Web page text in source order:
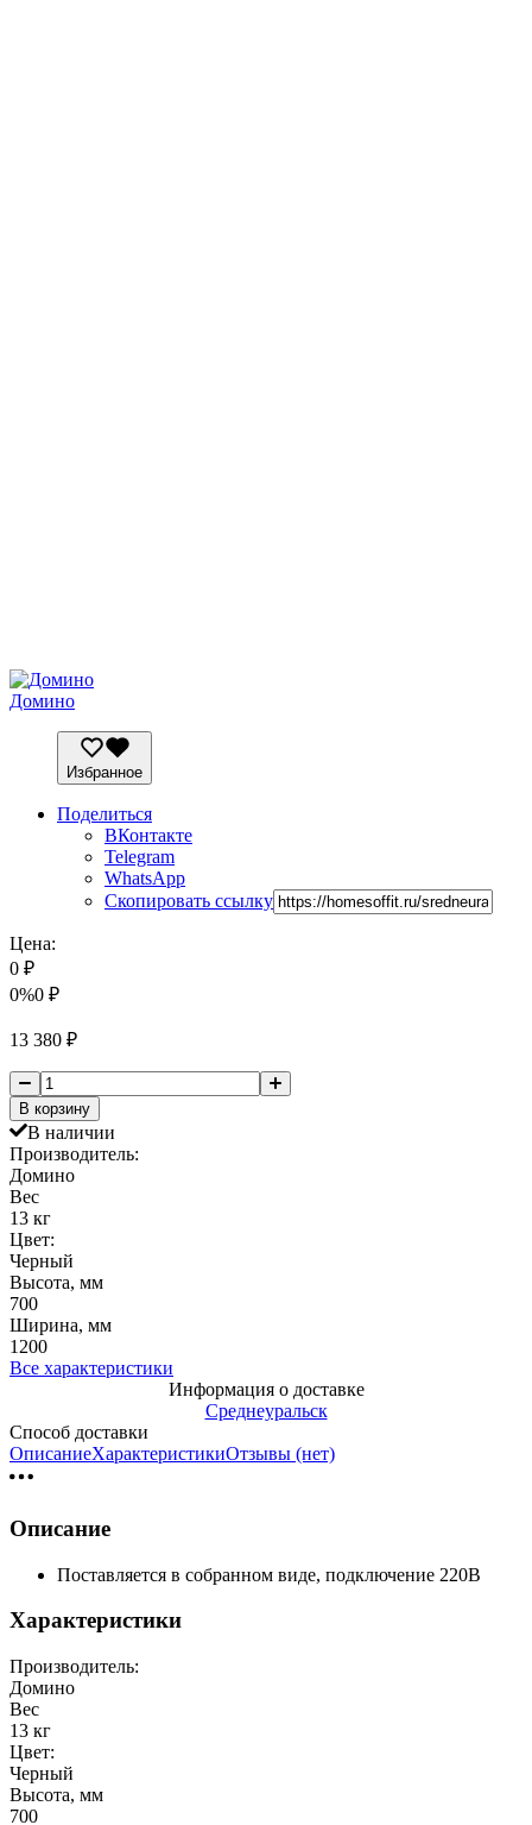
Домино
Избранное
Поделиться
ВКонтакте
Telegram
WhatsApp
Скопировать ссылку
Цена:
0 ₽
0%0 ₽
13 380 ₽
В корзину
В наличии
Производитель:
Домино
Вес
13 кг
Цвет:
Черный
Высота, мм
700
Ширина, мм
1200
Все характеристики
Информация о доставке
Среднеуральск
Способ доставки
ОписаниеХарактеристикиОтзывы (нет)
Описание
Поставляется в собранном виде, подключение 220В
Характеристики
Производитель:
Домино
Вес
13 кг
Цвет:
Черный
Высота, мм
700